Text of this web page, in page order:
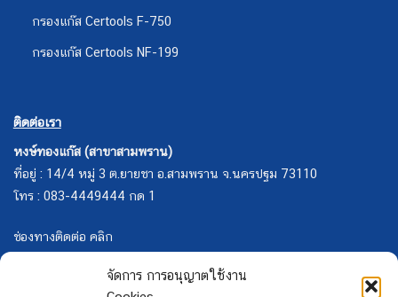
จัดการ การอนุญาตใช้งาน
กรองแก๊ส Certools F-750
กรองแก๊ส Certools NF-199
ติดต่อเรา
หงษ์ทองแก๊ส (สาขาสามพราน)
ที่อยู่ : 14/4 หมู่ 3 ต.ยายชา อ.สามพราน จ.นครปฐม 73110
โทร : 083-4449444 กด 1
ช่องทางติดต่อ คลิก